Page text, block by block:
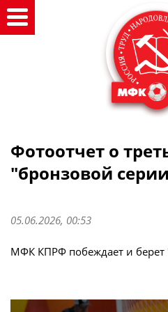
Фотоотчет о
"бронзовой
05.06.2026, 00:53
МФК КПРФ побеждает и берет